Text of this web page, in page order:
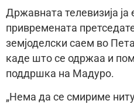
Државната телевизија
привремената
земјоделски саем во
каде што се одржаа и
поддршка на Мадуро.
„Нема да се смириме